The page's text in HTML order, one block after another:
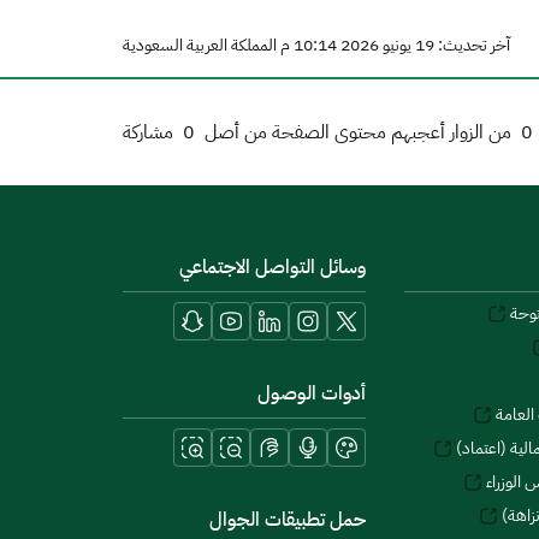
آخر تحديث: 19 يونيو 2026 10:14 م المملكة العربية السعودية
0 من الزوار أعجبهم محتوى الصفحة من أصل 0 مشاركة
(اعتماد)
الوزراء
وسائل التواصل الاجتماعي
أدوات الوصول
حمل تطبيقات الجوال